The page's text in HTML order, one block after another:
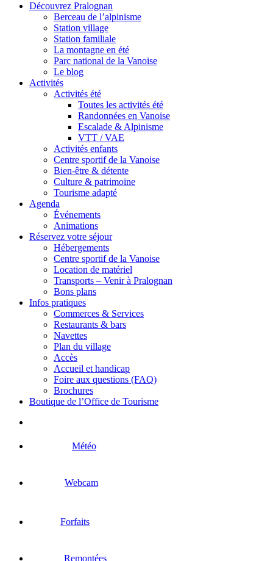
Découvrez Pralognan
Berceau de l’alpinisme
Station village
Station familiale
La montagne en été
Parc national de la Vanoise
Le blog
Activités
Activités été
Toutes les activités été
Randonnées en Vanoise
Escalade & Alpinisme
VTT / VAE
Activités enfants
Centre sportif de la Vanoise
Bien-être & détente
Culture & patrimoine
Tourisme adapté
Agenda
Événements
Animations
Réservez votre séjour
Hébergements
Centre sportif de la Vanoise
Location de matériel
Transports – Venir à Pralognan
Bons plans
Infos pratiques
Commerces & Services
Restaurants & bars
Navettes
Plan du village
Accès
Accueil et handicap
Foire aux questions (FAQ)
Brochures
Boutique de l’Office de Tourisme
Météo
Webcam
Forfaits
Remontées